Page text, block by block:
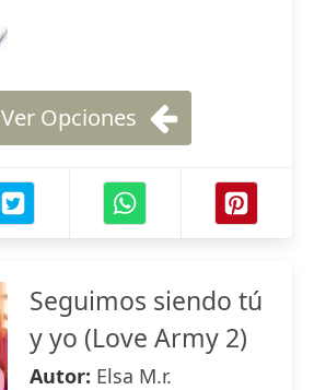
Ver Opciones
Seguimos siendo tú
y yo (Love Army 2)
Autor: Elsa M.r.